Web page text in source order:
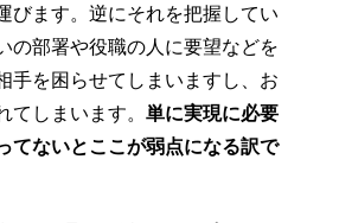
びます。逆にそれを把握してい
の部署や役職の人に要望などを
手を困らせてしまいますし、お
てしまいます。 単に実現に必要
てないとここが弱点になる訳で